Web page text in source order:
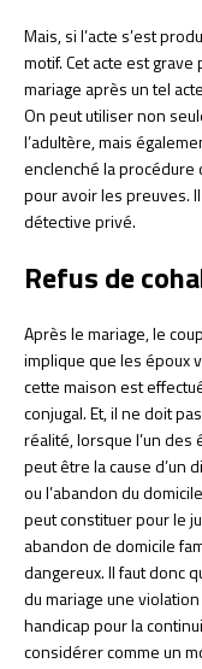
Mais, si l’acte s’est
motif. Cet acte est
mariage après un tel
On peut utiliser non
l’adultère, mais
enclenché la
pour avoir les preuves.
détective privé.
Refus de
Après le mariage, le
implique que les époux
cette maison est
conjugal. Et, il ne doit
réalité, lorsque l’un des
peut être la cause d’un
ou l’abandon du
peut constituer pour le
abandon de domicile
dangereux. Il faut donc
du mariage une
handicap pour la
considérer comme un